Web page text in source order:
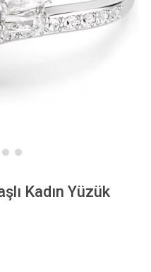
Kadın Yüzük